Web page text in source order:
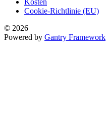
Kosten
Cookie-Richtlinie (EU)
© 2026
Powered by Gantry Framework